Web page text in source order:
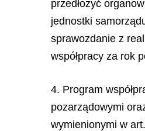
przedłożyć
jednostki
sprawozdanie z
współpracy za rok
4. Program
pozarządowymi
wymienionymi w